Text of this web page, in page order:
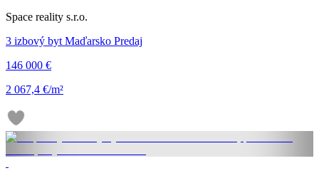
Space reality s.r.o.
3 izbový byt Maďarsko Predaj
146 000 €
2 067,4 €/m²